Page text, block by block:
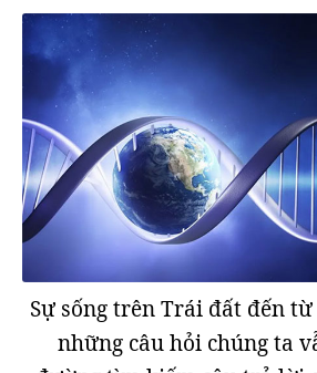
Sự sống trên Trái đất đến
những câu hỏi chúng ta